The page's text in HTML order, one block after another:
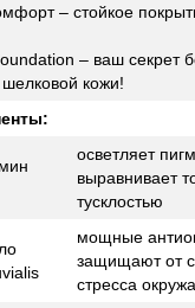
– стойкое
– ваш секрет
кожи!
осветляет
выравнивает
тусклостью
мощные
защищают от
стресса